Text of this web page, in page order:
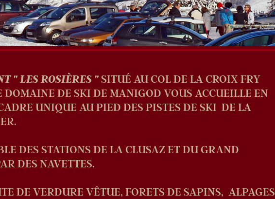
" LES ROSIÈRES "SITUÉ AU COL DE LA CROIX FRY
DE SKI DE MANIGOD VOUS ACCUEILLE EN
UNIQUE AU PIED DES PISTES DE SKI DE LA
DES STATIONS DE LA CLUSAZ ET DU GRAND
DES NAVETTES.
DE VERDURE VÊTUE, FORETS DE SAPINS, ALPAGES